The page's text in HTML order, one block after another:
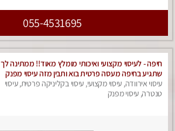
055-4531695
חיפה - לעיסוי מקצועי ואיכותי מומלץ מאוד!! ממתינה לך
שתגיע בחיפה מעסה פרטית בוא ותבין מזה עיסוי מפנק
… ❤️
עיסוי אירוודה, עיסוי מקצועי, עיסוי בקליניקה פרטית, עיסוי
טנטרה, עיסוי מפנק